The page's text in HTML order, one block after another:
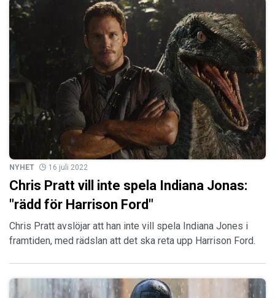
NYHET 16 juli 2022
Chris Pratt vill inte spela Indiana Jonas:
"rädd för Harrison Ford"
Chris Pratt avslöjar att han inte vill spela Indiana Jones i
framtiden, med rädslan att det ska reta upp Harrison Ford.